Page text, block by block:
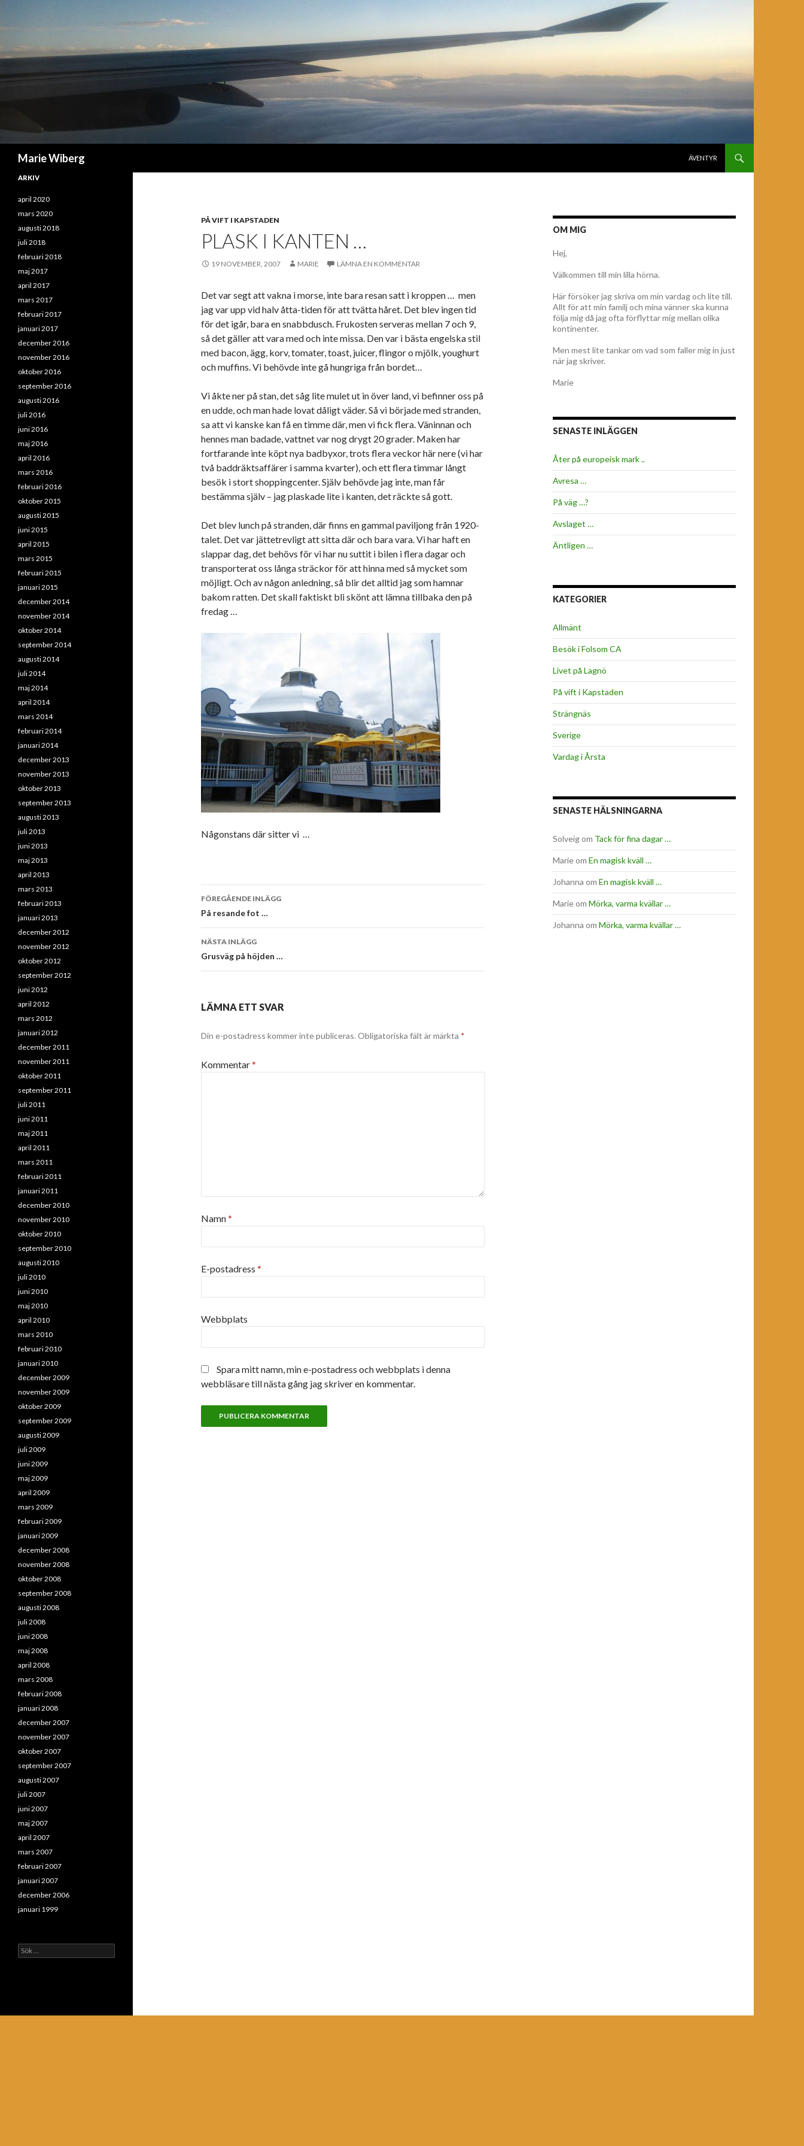
Marie Wiberg
ÄVENTYR
PÅ VIFT I KAPSTADEN
PLASK I KANTEN …
19 NOVEMBER, 2007 MARIE LÄMNA EN KOMMENTAR
Det var segt att vakna i morse, inte bara resan satt i kroppen … men
jag var upp vid halv åtta-tiden för att tvätta håret. Det blev ingen tid
för det igår, bara en snabbdusch. Frukosten serveras mellan 7 och 9,
så det gäller att vara med och inte missa. Den var i bästa engelska stil
med bacon, ägg, korv, tomater, toast, juicer, flingor o mjölk, youghurt
och muffins. Vi behövde inte gå hungriga från bordet…
Vi åkte ner på stan, det såg lite mulet ut in över land, vi befinner oss på
en udde, och man hade lovat dåligt väder. Så vi började med stranden,
sa att vi kanske kan få en timme där, men vi fick flera. Väninnan och
hennes man badade, vattnet var nog drygt 20 grader. Maken har
fortfarande inte köpt nya badbyxor, trots flera veckor här nere (vi har
två baddräktsaffärer i samma kvarter), och ett flera timmar långt
besök i stort shoppingcenter. Själv behövde jag inte, man får
bestämma själv – jag plaskade lite i kanten, det räckte så gott.
Det blev lunch på stranden, där finns en gammal paviljong från 1920-
talet. Det var jättetrevligt att sitta där och bara vara. Vi har haft en
slappar dag, det behövs för vi har nu suttit i bilen i flera dagar och
transporterat oss långa sträckor för att hinna med så mycket som
möjligt. Och av någon anledning, så blir det alltid jag som hamnar
bakom ratten. Det skall faktiskt bli skönt att lämna tillbaka den på
fredag …
Någonstans där sitter vi …
Inläggsnavigering
FÖREGÅENDE INLÄGG
På resande fot …
NÄSTA INLÄGG
Grusväg på höjden …
LÄMNA ETT SVAR
Din e-postadress kommer inte publiceras. Obligatoriska fält är märkta *
Kommentar*
Namn*
E-postadress *
Webbplats
Spara mitt namn, min e-postadress och webbplats i denna
webbläsare till nästa gång jag skriver en kommentar.
OM MIG
Hej,
Välkommen till min lilla hörna.
Här försöker jag skriva om min vardag och lite till.
Allt för att min familj och mina vänner ska kunna
följa mig då jag ofta förflyttar mig mellan olika
kontinenter.
Men mest lite tankar om vad som faller mig in just
när jag skriver.
Marie
SENASTE INLÄGGEN
Åter på europeisk mark ..
Avresa …
På väg …?
Avslaget …
Äntligen …
KATEGORIER
Allmänt
Besök i Folsom CA
Livet på Lagnö
På vift i Kapstaden
Strängnäs
Sverige
Vardag i Årsta
SENASTE HÄLSNINGARNA
Solveigom Tack för fina dagar …
Marieom En magisk kväll …
Johanna om En magisk kväll …
Marieom Mörka, varma kvällar …
Johanna om Mörka, varma kvällar …
ARKIV
april 2020
mars 2020
augusti 2018
juli 2018
februari 2018
maj 2017
april 2017
mars 2017
februari 2017
januari 2017
december 2016
november 2016
oktober 2016
september 2016
augusti 2016
juli 2016
juni 2016
maj 2016
april 2016
mars 2016
februari 2016
oktober 2015
augusti 2015
juni 2015
april 2015
mars 2015
februari 2015
januari 2015
december 2014
november 2014
oktober 2014
september 2014
augusti 2014
juli 2014
maj 2014
april 2014
mars 2014
februari 2014
januari 2014
december 2013
november 2013
oktober 2013
september 2013
augusti 2013
juli 2013
juni 2013
maj 2013
april 2013
mars 2013
februari 2013
januari 2013
december 2012
november 2012
oktober 2012
september 2012
juni 2012
april 2012
mars 2012
januari 2012
december 2011
november 2011
oktober 2011
september 2011
juli 2011
juni 2011
maj 2011
april 2011
mars 2011
februari 2011
januari 2011
december 2010
november 2010
oktober 2010
september 2010
augusti 2010
juli 2010
juni 2010
maj 2010
april 2010
mars 2010
februari 2010
januari 2010
december 2009
november 2009
oktober 2009
september 2009
augusti 2009
juli 2009
juni 2009
maj 2009
april 2009
mars 2009
februari 2009
januari 2009
december 2008
november 2008
oktober 2008
september 2008
augusti 2008
juli 2008
juni 2008
maj 2008
april 2008
mars 2008
februari 2008
januari 2008
december 2007
november 2007
oktober 2007
september 2007
augusti 2007
juli 2007
juni 2007
maj 2007
april 2007
mars 2007
februari 2007
januari 2007
december 2006
januari 1999
Sök
efter: